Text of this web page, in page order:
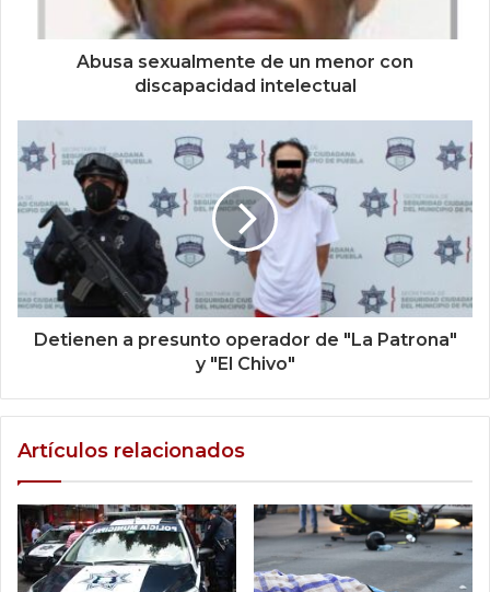
Abusa sexualmente de un menor con
discapacidad intelectual
Detienen a presunto operador de "La Patrona"
y "El Chivo"
Artículos relacionados